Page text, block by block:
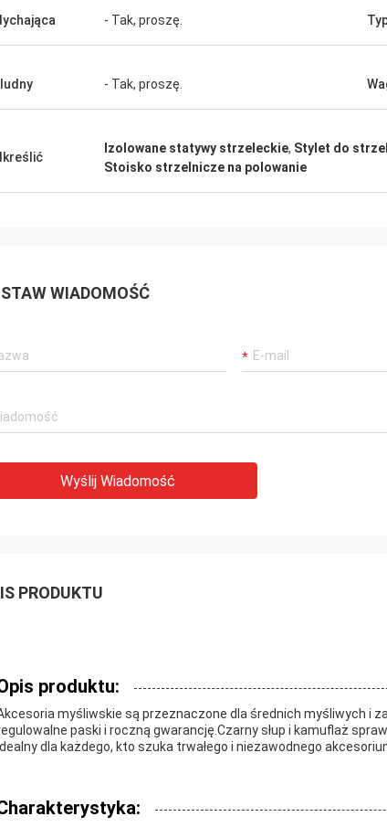
- Tak, proszę.
- Tak, proszę.
Izolowane statywy strzeleckie, Stylet do
Stoisko strzelnicze na polowanie
WIADOMOŚĆ
Wyślij Wiadomość
PRODUKTU
produktu:
myśliwskie są przeznaczone dla średnich myśliwych i
paski i roczną gwarancję.Czarny słup i kamuflaż
dla każdego, kto szuka trwałego i niezawodnego